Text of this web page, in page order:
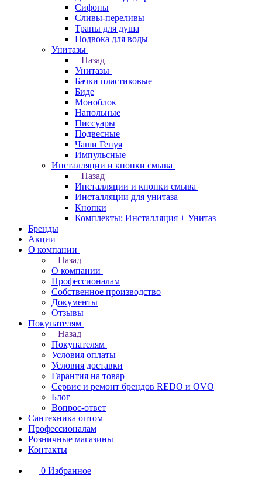
Сифоны
Сливы-переливы
Трапы для душа
Подвока для воды
Унитазы
Назад
Унитазы
Бачки пластиковые
Биде
Моноблок
Напольные
Писсуары
Подвесные
Чаши Генуя
Импульсные
Инсталляции и кнопки смыва
Назад
Инсталляции и кнопки смыва
Инсталляции для унитаза
Кнопки
Комплекты: Инсталляция + Унитаз
Бренды
Акции
О компании
Назад
О компании
Профессионалам
Собственное производство
Документы
Отзывы
Покупателям
Назад
Покупателям
Условия оплаты
Условия доставки
Гарантия на товар
Сервис и ремонт брендов REDO и OVO
Блог
Вопрос-ответ
Сантехника оптом
Профессионалам
Розничные магазины
Контакты
0 Избранное